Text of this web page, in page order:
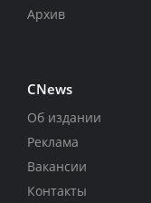
Архив
CNews
Об издании
Реклама
Вакансии
Контакты